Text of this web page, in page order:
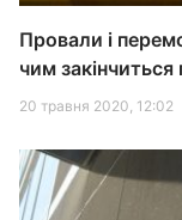
Провали і
чим закінчиться
20 травня 2020, 12:02